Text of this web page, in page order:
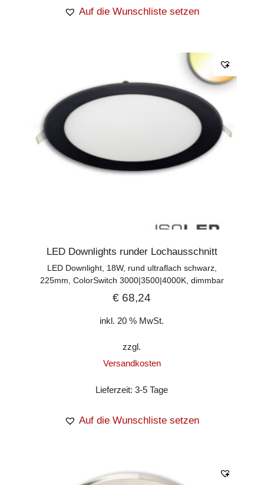
Auf die Wunschliste setzen
LED Downlights runder Lochausschnitt
LED Downlight, 18W, rund ultraflach schwarz,
225mm, ColorSwitch 3000|3500|4000K, dimmbar
€ 68,24
inkl. 20 % MwSt.
zzgl.
Versandkosten
Lieferzeit:3-5 Tage
Auf die Wunschliste setzen